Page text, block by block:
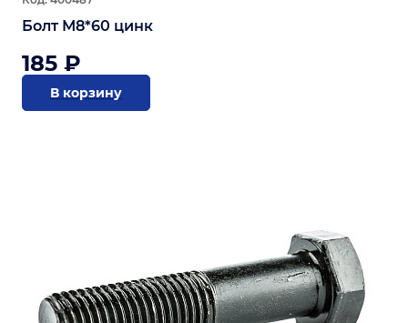
Болт М8*60 цинк
185 ₽
В корзину